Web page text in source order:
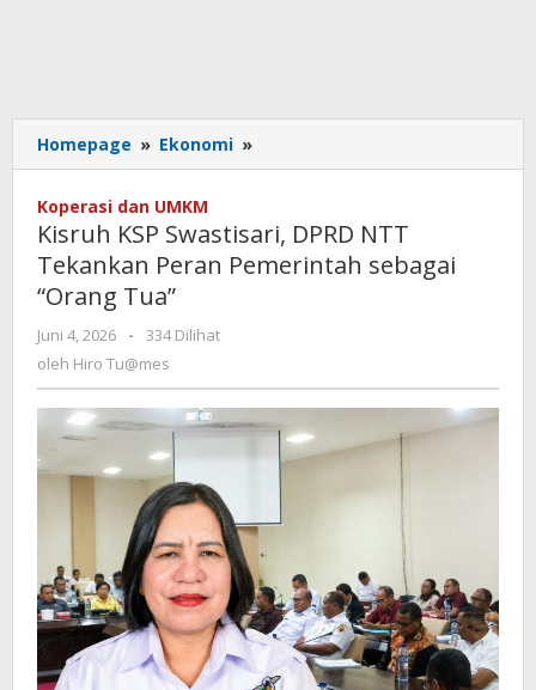
Homepage » Ekonomi »
KSP
NTT
Tekankan
Tua”
Koperasi dan UMKM
Kisruh KSP Swastisari, DPRD NTT
Tekankan Peran Pemerintah sebagai
“Orang Tua”
Juni 4, 2026
oleh
Hiro
Tu@mes
-
334 Dilihat
oleh Hiro Tu@mes